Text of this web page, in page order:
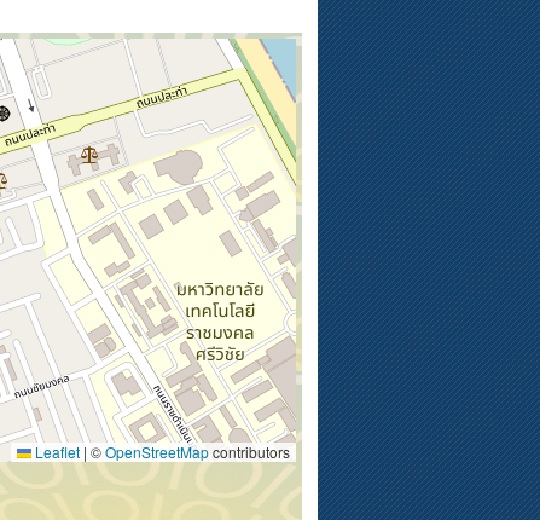
Leaflet | ©OpenStreetMapcontributors